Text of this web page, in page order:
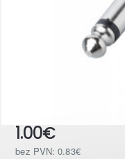
1.00€
bez PVN: 0.83€